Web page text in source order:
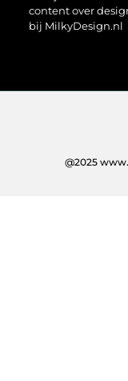
content over
bij MilkyDesign.nl
@2025